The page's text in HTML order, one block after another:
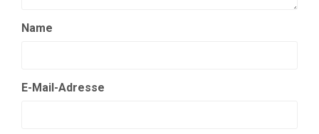
Name
E-Mail-Adresse